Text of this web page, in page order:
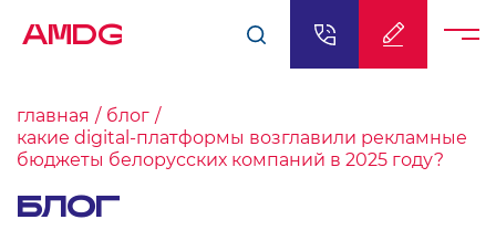
AMDG
главная
блог
какие digital-платформы возглавили рекламные
бюджеты белорусских компаний в 2025 году?
БЛОГ